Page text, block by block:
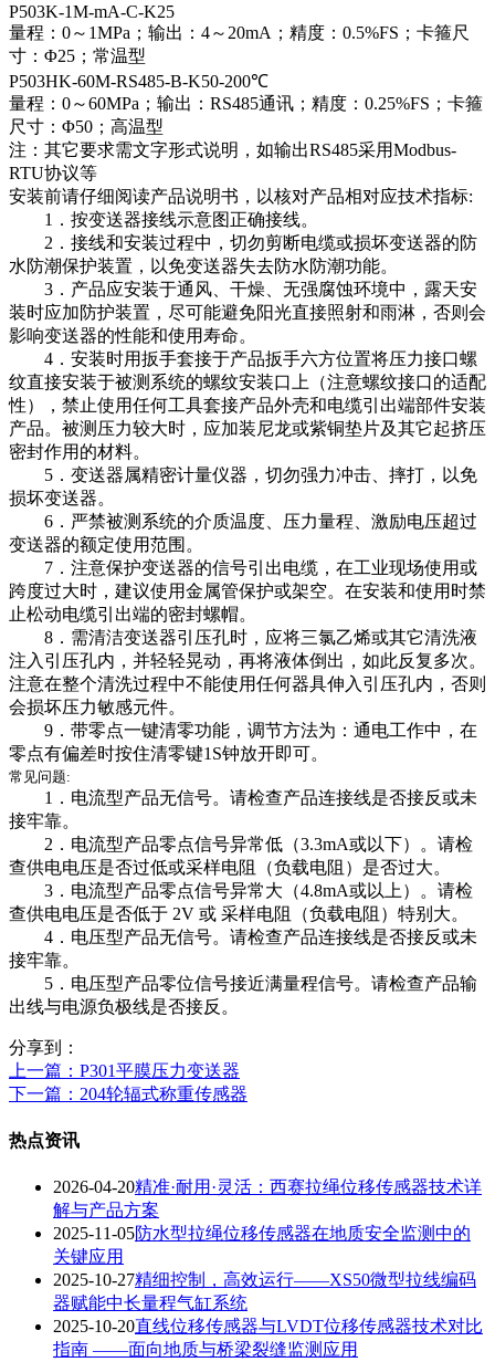
P503K-1M-mA-C-K25
量程：0～1MPa；输出：4～20mA；精度：0.5%FS；卡箍尺
寸：Φ25；常温型
P503HK-60M-RS485-B-K50-200℃
量程：0～60MPa；输出：RS485通讯；精度：0.25%FS；卡箍
尺寸：Φ50；高温型
注：其它要求需文字形式说明，如输出RS485采用Modbus-
RTU协议等
安装前请仔细阅读产品说明书，以核对产品相对应技术指标:
1．按变送器接线示意图正确接线。
2．接线和安装过程中，切勿剪断电缆或损坏变送器的防
水防潮保护装置，以免变送器失去防水防潮功能。
3．产品应安装于通风、干燥、无强腐蚀环境中，露天安
装时应加防护装置，尽可能避免阳光直接照射和雨淋，否则会
影响变送器的性能和使用寿命。
4．安装时用扳手套接于产品扳手六方位置将压力接口螺
纹直接安装于被测系统的螺纹安装口上（注意螺纹接口的适配
性），禁止使用任何工具套接产品外壳和电缆引出端部件安装
产品。被测压力较大时，应加装尼龙或紫铜垫片及其它起挤压
密封作用的材料。
5．变送器属精密计量仪器，切勿强力冲击、摔打，以免
损坏变送器。
6．严禁被测系统的介质温度、压力量程、激励电压超过
变送器的额定使用范围。
7．注意保护变送器的信号引出电缆，在工业现场使用或
跨度过大时，建议使用金属管保护或架空。在安装和使用时禁
止松动电缆引出端的密封螺帽。
8．需清洁变送器引压孔时，应将三氯乙烯或其它清洗液
注入引压孔内，并轻轻晃动，再将液体倒出，如此反复多次。
注意在整个清洗过程中不能使用任何器具伸入引压孔内，否则
会损坏压力敏感元件。
9．带零点一键清零功能，调节方法为：通电工作中，在
零点有偏差时按住清零键1S钟放开即可。
常见问题:
1．电流型产品无信号。请检查产品连接线是否接反或未
接牢靠。
2．电流型产品零点信号异常低（3.3mA或以下）。请检
查供电电压是否过低或采样电阻（负载电阻）是否过大。
3．电流型产品零点信号异常大（4.8mA或以上）。请检
查供电电压是否低于 2V 或 采样电阻（负载电阻）特别大。
4．电压型产品无信号。请检查产品连接线是否接反或未
接牢靠。
5．电压型产品零位信号接近满量程信号。请检查产品输
出线与电源负极线是否接反。
分享到：
上一篇 ：P301平膜压力变送器
下一篇 ：204轮辐式称重传感器
热点资讯
2026-04-20精准·耐用·灵活：西赛拉绳位移传感器技术详
解与产品方案
2025-11-05防水型拉绳位移传感器在地质安全监测中的
关键应用
2025-10-27精细控制，高效运行——XS50微型拉线编码
器赋能中长量程气缸系统
2025-10-20直线位移传感器与LVDT位移传感器技术对比
指南 ——面向地质与桥梁裂缝监测应用